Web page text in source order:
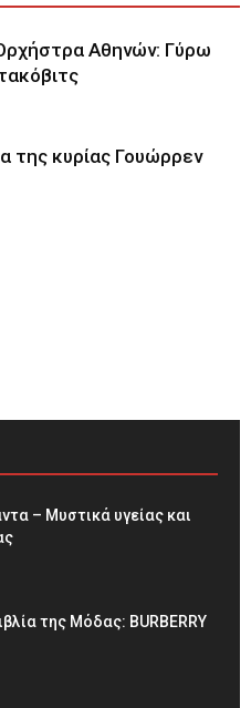
Αθηνών: Γύρω
της κυρίας Γουώρρεν
– Μυστικά υγείας και
της Μόδας: BURBERRY